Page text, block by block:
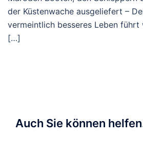
der Küstenwache ausgeliefert –
vermeintlich besseres Leben führt
[…]
Auch Sie können